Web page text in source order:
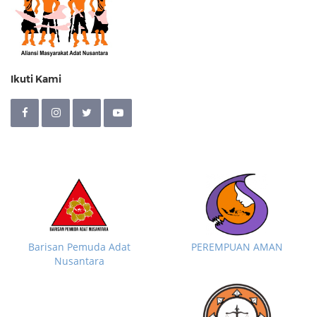
Ikuti Kami
Barisan Pemuda Adat
Nusantara
PEREMPUAN AMAN